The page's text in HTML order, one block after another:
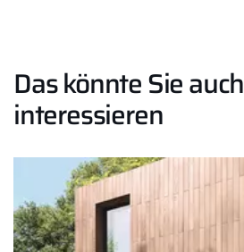
Das könnte Sie auch
interessieren